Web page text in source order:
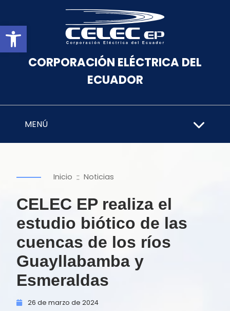
Abrir barra de herramientas
CORPORACIÓN ELÉCTRICA DEL
ECUADOR
MENÚ
Inicio :: Noticias
CELEC EP realiza el
estudio biótico de las
cuencas de los ríos
Guayllabamba y
Esmeraldas
26 de marzo de 2024